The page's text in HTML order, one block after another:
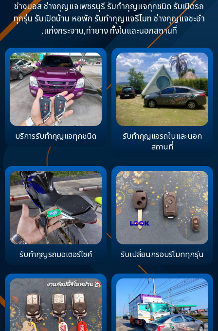
ช่างมอส ช่างกุญแจเพชรบุรี รับทำกุญแจทุกชนิด รับเปิดรถ
ทุกรุ่น รับเปิดบ้าน หอพัก รับทำกุญแจรีโมท ช่างกุญแจชะอำ
,แก่งกระจาน,ท่ายาง ทั้งในและนอกสถานที่
บริการรับทำกุญแจทุกชนิด
รับทำกุญแจรถในและนอก
สถานที่
รับทำกุญรถมอเตอร์ไซค์ รับเปลี่ยนกรอบรีโมททุกรุ่น